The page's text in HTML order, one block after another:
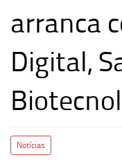
arranca
Digital,
Notícias